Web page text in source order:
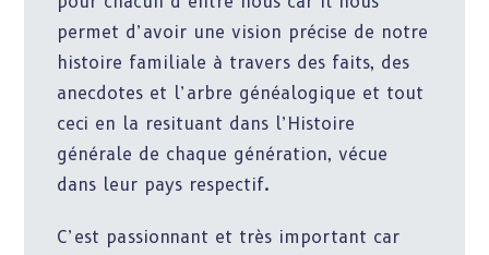
permet d’avoir une vision précise de notre
histoire familiale à travers des faits, des
anecdotes et l’arbre généalogique et tout
ceci en la resituant dans l’Histoire
générale de chaque génération, vécue
dans leur pays respectif.
C’est passionnant et très important car